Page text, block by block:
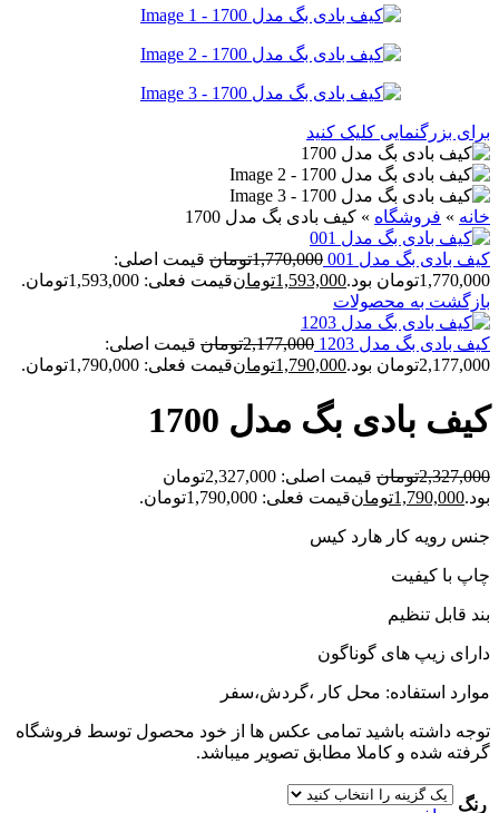
برای بزرگنمایی کلیک کنید
خانه » فروشگاه » کیف بادی بگ مدل 1700
کیف بادی بگ مدل 001 1,770,000تومان قیمت اصلی:
1,770,000تومان بود.
1,593,000تومانقیمت فعلی: 1,593,000تومان.
بازگشت به محصولات
کیف بادی بگ مدل 1203 2,177,000تومان قیمت اصلی:
2,177,000تومان بود.
1,790,000تومانقیمت فعلی: 1,790,000تومان.
کیف بادی بگ مدل 1700
2,327,000تومان
قیمت اصلی: 2,327,000تومان
بود.1,790,000تومانقیمت فعلی: 1,790,000تومان.
جنس رویه کار هارد کیس
چاپ با کیفیت
بند قابل تنظیم
دارای زیپ های گوناگون
موارد استفاده: محل کار ،گردش،سفر
توجه داشته باشید تمامی عکس ها از خود محصول توسط فروشگاه
گرفته شده و کاملا مطابق تصویر میباشد.
رنگ